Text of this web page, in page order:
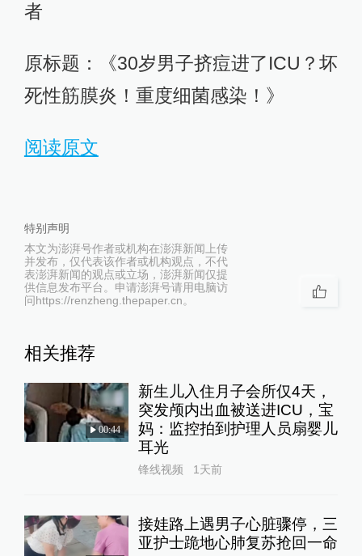
者
原标题：《30岁男子挤痘进了ICU？坏
死性筋膜炎！重度细菌感染！》
阅读原文
特别声明
本文为澎湃号作者或机构在澎湃新闻上传
并发布，仅代表该作者或机构观点，不代
表澎湃新闻的观点或立场，澎湃新闻仅提
供信息发布平台。申请澎湃号请用电脑访
问https://renzheng.thepaper.cn。
相关推荐
00:44
新生儿入住月子会所仅4天，
突发颅内出血被送进ICU，宝
妈：监控拍到护理人员扇婴儿
耳光
锋线视频 1天前
接娃路上遇男子心脏骤停，三
亚护士跪地心肺复苏抢回一命